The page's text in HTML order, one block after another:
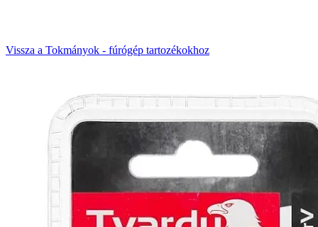
Vissza a Tokmányok - fúrógép tartozékokhoz